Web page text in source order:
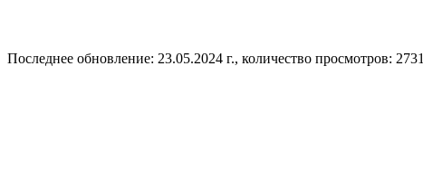
Последнее обновление: 23.05.2024 г., количество просмотров: 2731